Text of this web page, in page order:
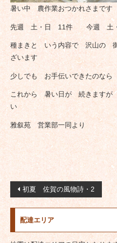
暑い中 農作業おつかれさまです
先週 土・日 11件 今週 土・
種まきと いう内容で 沢山の
ざいます
少しでも お手伝いできたのなら
これから 暑い日が 続きますが
い
雅叙苑 営業部一同より
投
稿
ナ
ビ
初夏 佐賀の風物詩・2
配達エリア